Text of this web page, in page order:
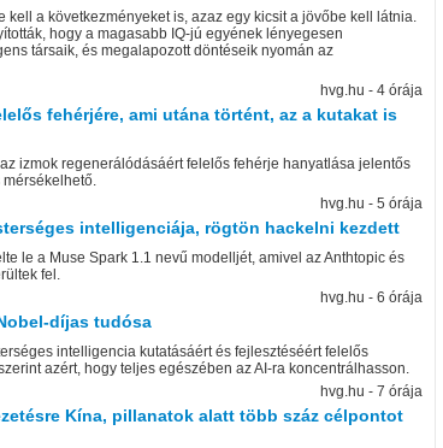
a következményeket is, azaz egy kicsit a jövőbe kell látnia.
hogy a magasabb IQ-jú egyének lényegesen
társaik, és megalapozott döntéseik nyomán az
hvg.hu - 4 órája
fehérjére, ami utána történt, az a kutakat is
izmok regenerálódásáért felelős fehérje hanyatlása jelentős
hvg.hu - 5 órája
intelligenciája, rögtön hackelni kezdett
le a Muse Spark 1.1 nevű modelljét, amivel az Anthtopic és
fel.
hvg.hu - 6 órája
díjas tudósa
intelligencia kutatásáért és fejlesztéséért felelős
azért, hogy teljes egészében az AI-ra koncentrálhasson.
hvg.hu - 7 órája
Kína, pillanatok alatt több száz célpontot